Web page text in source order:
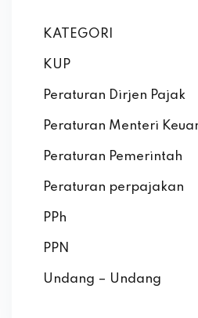
KATEGORI
KUP
Peraturan Dirjen Pajak
Peraturan Menteri
Peraturan Pemerintah
Peraturan perpajakan
PPh
PPN
Undang – Undang